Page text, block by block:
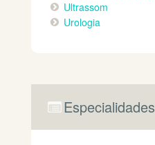
Ultrassom
Urologia
Especialidades